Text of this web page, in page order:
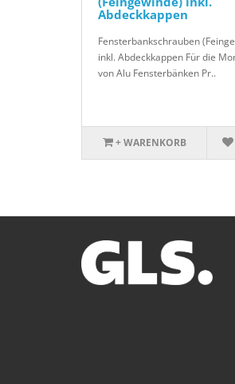
Abdeckkappen
Fensterbankschrauben
inkl. Abdeckkappen Für die
von Alu Fensterbänken Pr..
+ WARENKORB